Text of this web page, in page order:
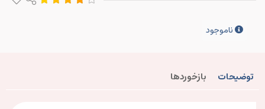
ناموجود
توضیحات بازخوردها